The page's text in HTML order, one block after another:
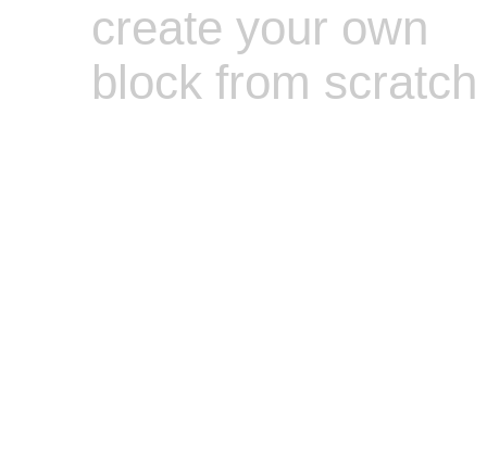
create your own
block from scratch